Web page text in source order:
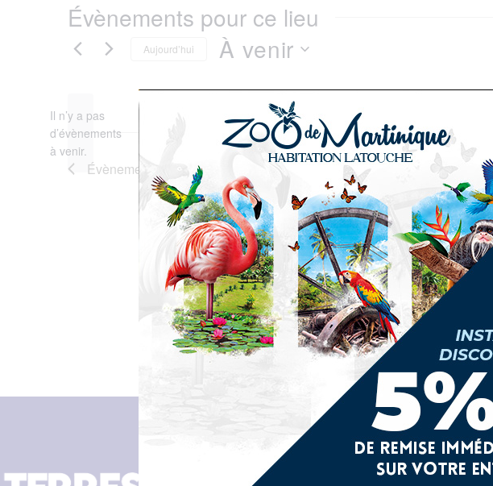
Évènements pour ce lieu
Notice
Il n’y a pas
d’évènements
à venir.
Aujourd’hui À venir
une
Évènements précédents